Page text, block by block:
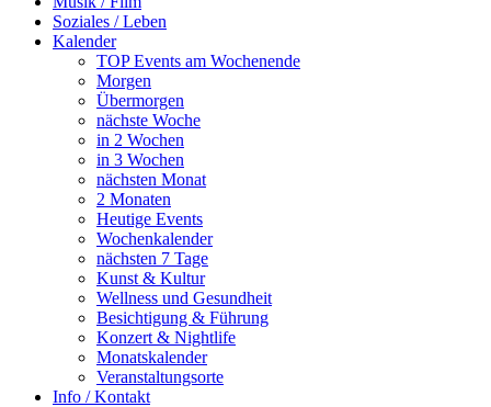
Soziales / Leben
Kalender
TOP Events am Wochenende
Morgen
Übermorgen
nächste Woche
in 2 Wochen
in 3 Wochen
nächsten Monat
2 Monaten
Heutige Events
Wochenkalender
nächsten 7 Tage
Kunst & Kultur
Wellness und Gesundheit
Besichtigung & Führung
Konzert & Nightlife
Monatskalender
Veranstaltungsorte
Info / Kontakt